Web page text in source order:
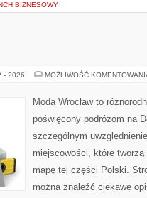
BIZNESOWY
- 2026 MOŻLIWOŚĆ
Moda Wrocław to
poświęcony podróżom na
szczególnym
miejscowości, które
mapę tej części Polski.
można znaleźć ciekawe